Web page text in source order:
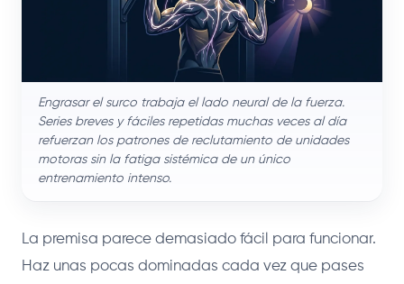
Engrasar el surco trabaja el lado neural de la fuerza.
Series breves y fáciles repetidas muchas veces al día
refuerzan los patrones de reclutamiento de unidades
motoras sin la fatiga sistémica de un único
entrenamiento intenso.
La premisa parece demasiado fácil para funcionar.
Haz unas pocas dominadas cada vez que pases